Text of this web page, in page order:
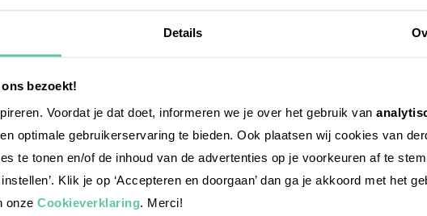
Details
bezoekt!
Voordat je dat doet, informeren we je over het gebruik van
optimale gebruikerservaring te bieden. Ook plaatsen wij cookies van
te tonen en/of de inhoud van de advertenties op je voorkeuren af te
Klik je op ‘Accepteren en doorgaan’ dan ga je akkoord met het
onze Cookieverklaring. Merci!
17. NOVEMBER